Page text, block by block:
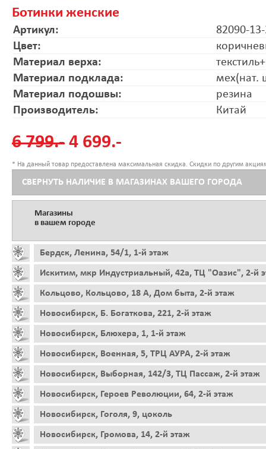
Ботинки женские
Артикул:
82090-
Цвет:
Материал верха:
Материал подклада:
мех(нат.
Материал подошвы:
резина
Производитель:
Китай
6 799.- 4 699.-
* На данный товар предоставлена максимальная скидка. Скидки по другим
СВЕРНУТЬ НАЛИЧИЕ В МАГАЗИНАХ ВАШЕГО ГОРОДА
Магазины
в вашем городе
Бердск, Ленина, 54/1, 1-й этаж
Искитим, мкр Индустриальный, 42а, ТЦ "Оазис", 2-й
Кольцово, Кольцово, 18 А, Дом быта, 2-й этаж
Новосибирск, Б. Богаткова, 221, 2-й этаж
Новосибирск, Блюхера, 1, 1-й этаж
Новосибирск, Военная, 5, ТРЦ АУРА, 2-й этаж
Новосибирск, Выборная, 142/3, ТЦ Пассаж, 2-й этаж
Новосибирск, Героев Революции, 64, 2-й этаж
Новосибирск, Гоголя, 9, цоколь
Новосибирск, Громова, 14, 2-й этаж